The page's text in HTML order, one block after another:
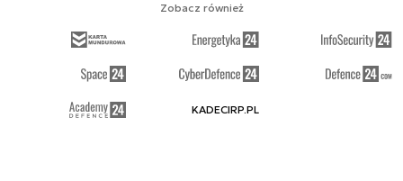
Zobacz również
KADECIRP.PL